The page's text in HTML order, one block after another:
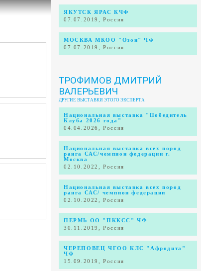
ЯКУТСК ЯРАС КЧФ
07.07.2019, Россия
МОСКВА МКОО "Озон" ЧФ
07.07.2019, Россия
ТРОФИМОВ ДМИТРИЙ
ВАЛЕРЬЕВИЧ
ДРУГИЕ ВЫСТАВКИ ЭТОГО ЭКСПЕРТА
Национальная выставка "Победитель
Клуба 2026 года"
04.04.2026, Россия
Национальная выставка всех пород
ранга САС/чемпион федерации г.
Москва
02.10.2022, Россия
Национальная выставка всех пород
ранга САС/ чемпион федерации
02.10.2022, Россия
ПЕРМЬ ОО "ПККСС" ЧФ
30.11.2019, Россия
ЧЕРЕПОВЕЦ ЧГОО КЛС "Афродита"
ЧФ
15.09.2019, Россия